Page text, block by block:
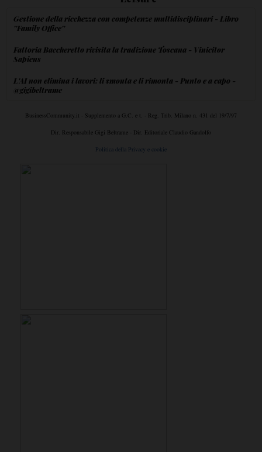
Gestione della ricchezza con competenze multidisciplinari - Libro
''Family Office''
Fattoria Baccheretto rivisita la tradizione Toscana - Vinicitor
Sapiens
L'AI non elimina i lavori: li smonta e li rimonta - Punto e a capo -
@gigibeltrame
BusinessCommunity.it - Supplemento a G.C. e t. - Reg. Trib. Milano n. 431 del 19/7/97
Dir. Responsabile Gigi Beltrame - Dir. Editoriale Claudio Gandolfo
Politica della Privacy e cookie